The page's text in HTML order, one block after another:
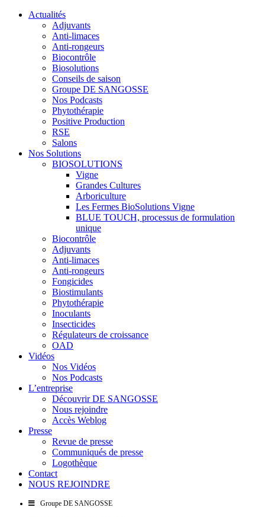
Actualités
Adjuvants
Anti-limaces
Anti-rongeurs
Biocontrôle
Biosolutions
Conseils de saison
Groupe DE SANGOSSE
Nos Podcasts
Phytothérapie
Positive Production
RSE
Salons
Nos Solutions
BIOSOLUTIONS
Vigne
Grandes Cultures
Arboriculture
Les Fermes BioSolutions Vigne
BLUE TOUCH, processus de formulation
unique
Biocontrôle
Adjuvants
Anti-limaces
Anti-rongeurs
Fongicides
Biostimulants
Phytothérapie
Inoculants
Insecticides
Régulateurs de croissance
OAD
Vidéos
Nos Vidéos
Nos Podcasts
L’entreprise
Découvrir DE SANGOSSE
Nous rejoindre
Accès Weblog
Presse
Revue de presse
Communiqués de presse
Logothèque
Contact
NOUS REJOINDRE
Groupe DE SANGOSSE